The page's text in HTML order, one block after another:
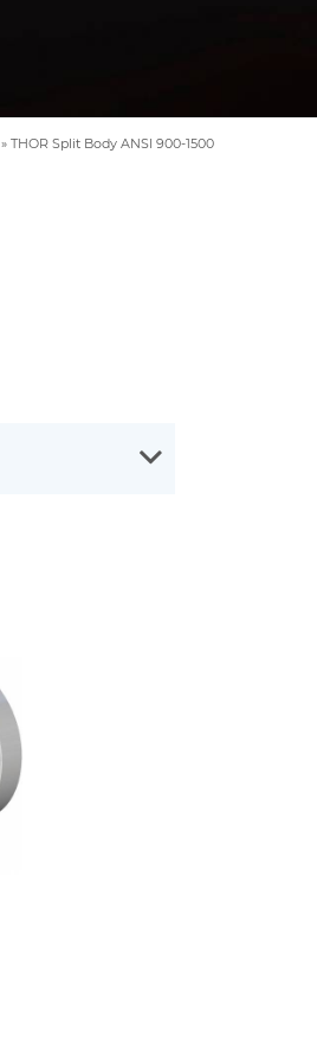
» THOR Split Body ANSI 900-1500